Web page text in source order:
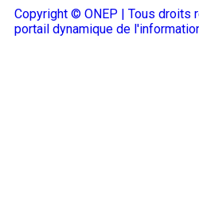
Copyright © ONEP | Tous droits
portail dynamique de